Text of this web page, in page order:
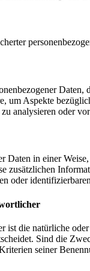
um Aspekte
analysieren oder
Daten in einer
zusätzlichen
oder
die natürliche
Sind die
seiner